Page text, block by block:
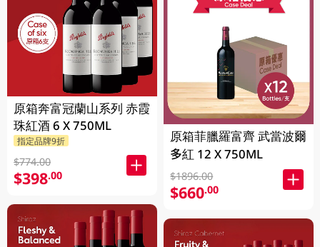
原箱奔富冠蘭山系列 赤霞
珠紅酒 6 X 750ML
指定品牌9折
$774.00
$398.00
原箱菲臘羅富齊 武當波爾
多紅 12 X 750ML
$1896.00
$660.00